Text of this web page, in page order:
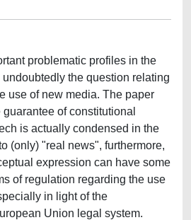
problematic profiles in the
the question relating
use of new media. The paper
of constitutional
is actually condensed in the
(only) "real news", furthermore,
expression can have some
of regulation regarding the use
in light of the
Union legal system.